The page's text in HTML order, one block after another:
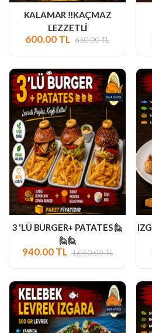
KALAMAR ‼️KAÇMAZ
LEZZETLİ
600.00 TL
3 'LÜ BURGER+ PATATES 🙋
🙋🙋
940.00 TL